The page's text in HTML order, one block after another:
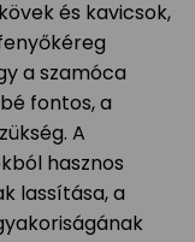
és kavicsok,
a szamóca
fontos, a
A
hasznos
lassítása, a